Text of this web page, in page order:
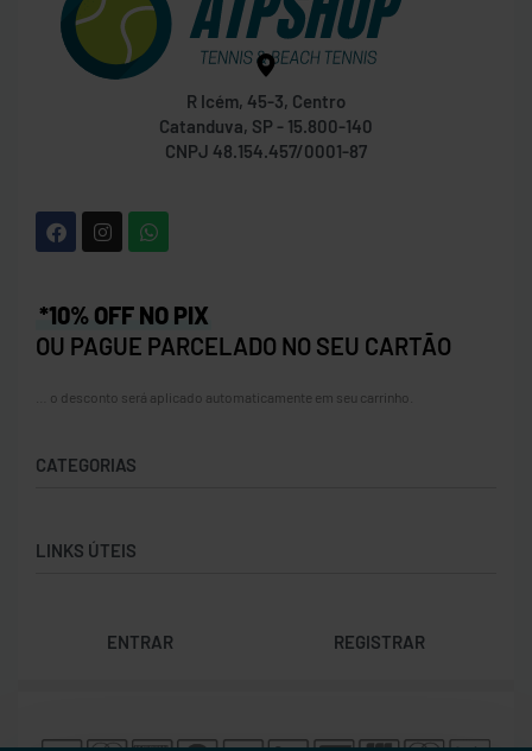
R Icém, 45-3, Centro
Catanduva, SP - 15.800-140
CNPJ 48.154.457/0001-87
CATEGORIAS
Bolas
Vestuário
LINKS ÚTEIS
Trocas e Devoluções
Termos e Condições
ENTRAR REGISTRAR
*10% OFF NO PIX
OU PAGUE PARCELADO NO SEU CARTÃO
… o desconto será aplicado automaticamente em seu carrinho.